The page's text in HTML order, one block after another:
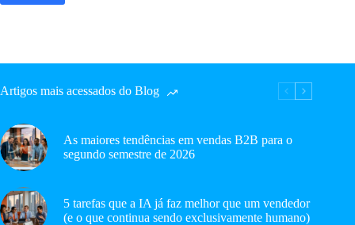
Artigos mais acessados do Blog
As maiores tendências em vendas B2B para o
segundo semestre de 2026
5 tarefas que a IA já faz melhor que um vendedor
(e o que continua sendo exclusivamente humano)